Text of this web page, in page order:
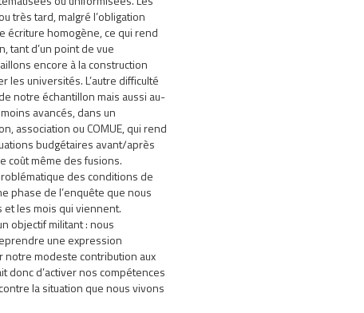
très tard, malgré l’obligation
écriture homogène, ce qui rend
tant d’un point de vue
encore à la construction
les universités. L’autre difficulté
notre échantillon mais aussi au-
avancés, dans un
association ou COMUE, qui rend
budgétaires avant/après
coût même des fusions.
des conditions de
phase de l’enquête que nous
les mois qui viennent.
objectif militant : nous
une expression
notre modeste contribution aux
donc d’activer nos compétences
la situation que nous vivons